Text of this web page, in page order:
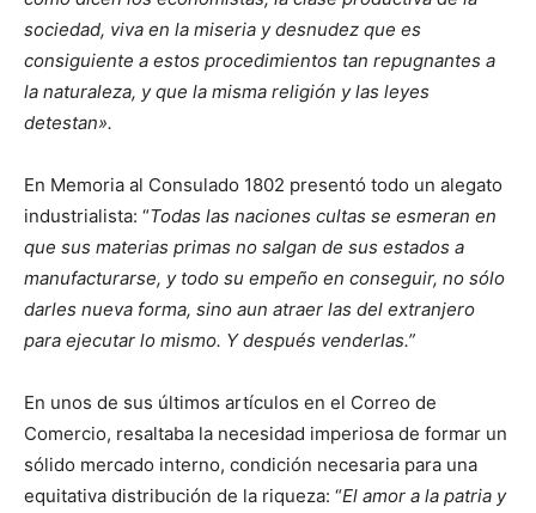
sociedad, viva en la miseria y desnudez que es
consiguiente a estos procedimientos tan repugnantes a
la naturaleza, y que la misma religión y las leyes
detestan».
En Memoria al Consulado 1802 presentó todo un alegato
industrialista: “Todas las naciones cultas se esmeran en
que sus materias primas no salgan de sus estados a
manufacturarse, y todo su empeño en conseguir, no sólo
darles nueva forma, sino aun atraer las del extranjero
para ejecutar lo mismo. Y después venderlas.”
En unos de sus últimos artículos en el Correo de
Comercio, resaltaba la necesidad imperiosa de formar un
sólido mercado interno, condición necesaria para una
equitativa distribución de la riqueza: “El amor a la patria y